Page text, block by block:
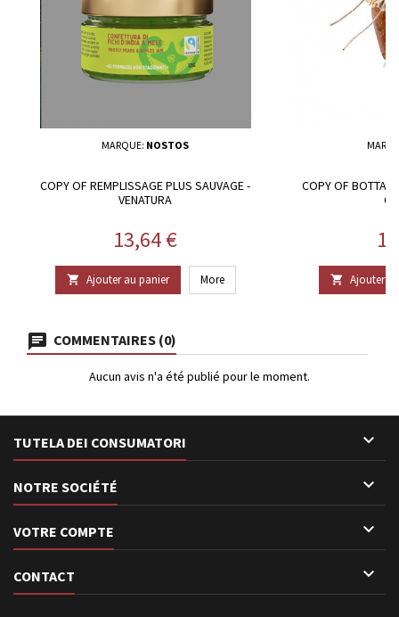
MARQUE: NOSTOS
COPY OF REMPLISSAGE PLUS SAUVAGE -
VENATURA
Prix
13,64 €
 Ajouter au panier More
COPY OF
 Ajouter
COMMENTAIRES (0)
Aucun avis n'a été publié pour le moment.
TUTELA DEI CONSUMATORI 
NOTRE SOCIÉTÉ 
VOTRE COMPTE 
CONTACT 